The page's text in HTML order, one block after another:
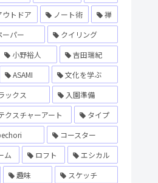
ウトドア ノート術
禅
ーパー
クイリング
小野裕人
吉田瑞紀
ASAMI
文化を学ぶ
ックス
入園準備
クスチャーアート
タイプ
コースター
ム ロフト
エシカル
趣味
スケッチ